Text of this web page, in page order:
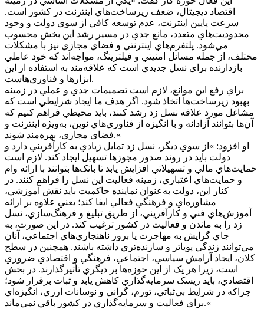
اقتصاد ديجيتال، ضعف زيرساخت‌هاي اينترنت در کشور است.
سرعت پايين اينترنت، عدم توسعه کافي از سوي دولت و وجود
محدوديت‌هاي متعدد، مانع جدي در مسير رشد اين بخش محسوب
مي‌شود. پلتفرم‌هاي اينترنتي و فضاي مجازي نيز با مشکلات
مختلف، از جمله مسائل امنيتي و فيلترينگ، مواجه‌اند که خود عاملي
بازدارنده براي نسل جديدي است که علاقه‌مند به استفاده از اين
ابزارها و فناوري‌هاست.
براي رفع اين موانع، لازم است تصميمات جدي و عملي در زمينه
بهبود زيرساخت‌ها اتخاذ شود. اگر هدف ما ايجاد شرايطي است که
مشاغل مورد علاقه نسل زد رشد کنند، بايد محيطي فراهم کنيم که
آن‌ها بتوانند آزادانه و با انگيزه از فناوري‌هاي نوين، به‌ويژه اينترنت و
فضاي مجازي، بهره‌مند شوند.«
او افزود: »از سوي ديگر، نسل زد تمايل زيادي به کارآفريني دارد و
دولت بايد در روند صدور مجوزها تسهيل ايجاد کند. لازم است
حمايت‌هاي مالي و تسهيلاتي افزايش يابد تا بانک‌ها بتوانند با ارائه وام
و حمايت‌هاي اعتباري، زمينه فعاليت اين نسل را فراهم کنند. در
کنار اين، دولت به‌عنوان نماينده حاکميت بايد نقش آموزشي،
مشاوره‌اي و فرهنگي فعالي ايفا کند؛ يعني علاوه بر ارائه
آموزش‌هاي فني و کارآفريني، از طريق تبليغ و فرهنگ‌سازي، نسل
زد را به ماندن و فعاليت در کشور ترغيب کند. در اين صورت، به
جاي گرايش به مهاجرت يا بروز ناهنجاري‌هاي اجتماعي، آنان
مي‌توانند زندگي پوياتر و سازنده‌تري داشته باشند. همچنين در سطح
کلان، ايجاد آرامش سياسي، اجتماعي، فرهنگي و اقتصادي ضروري
است، زيرا هر يک از اين حوزه‌ها بر ديگري تأثيرگذارند. در بخش
اقتصادي، بايد ريسک سرمايه‌گذاري کاهش يابد و ثبات برقرار شود؛
چراکه در شرايط بي‌ثباتي، تورم، گراني و نوسانات ارزي، انگيزه‌اي
براي فعاليت و سرمايه‌گذاري در کشور باقي نمي‌ماند.«